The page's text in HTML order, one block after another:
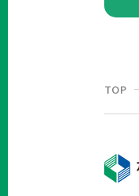
TOP